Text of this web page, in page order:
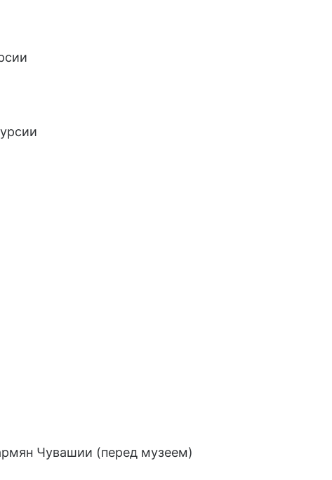
Чувашии (перед музеем)